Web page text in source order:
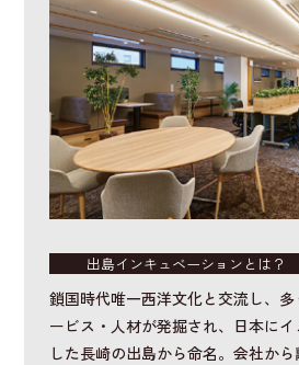
出島インキュベーションとは？
鎖国時代唯一西洋文化と交流し、
ービス・人材が発掘され、日本に
した長崎の出島から命名。会社か